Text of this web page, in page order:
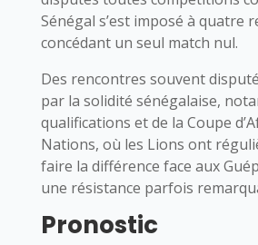
Sénégal s’est imposé à quatre
concédant un seul match nul.
Des rencontres souvent
par la solidité sénégalaise,
qualifications et de la Coupe
Nations, où les Lions ont
faire la différence face aux
une résistance parfois
Pronostic